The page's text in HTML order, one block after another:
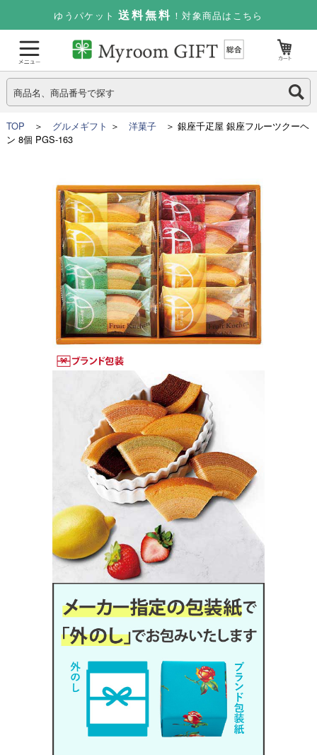
ゆうパケット 送料無料 ！対象商品はこちら
TOP ＞ グルメギフト ＞ 洋菓子＞ 銀座千疋屋 銀座フルーツクーヘ
ン 8個 PGS-163